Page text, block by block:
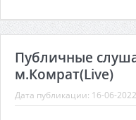
Публичные
м.Комрат(Live)
Дата публикации: 16-06-